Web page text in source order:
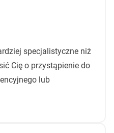
specjalistyczne niż
Cię o przystąpienie do
lub